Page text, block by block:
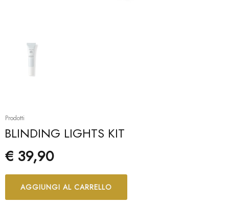
Prodotti
BLINDING LIGHTS KIT
€ 39,90
AGGIUNGI AL CARRELLO